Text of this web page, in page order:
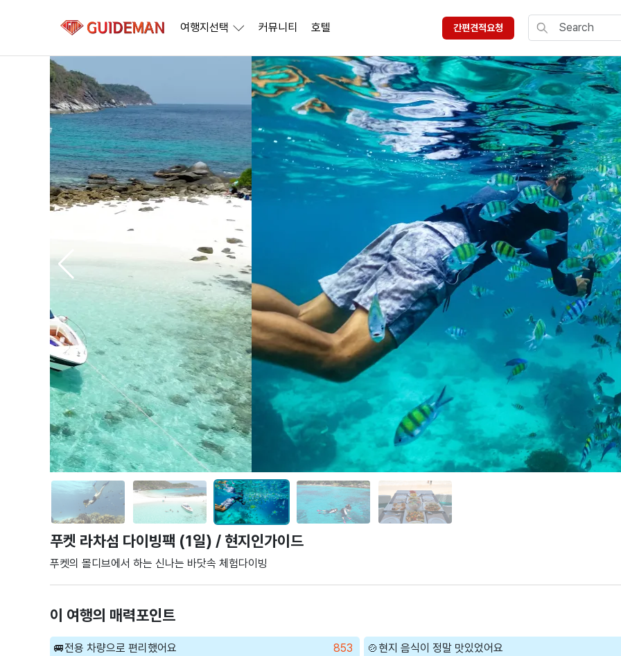
여행지선택 커뮤니티 호텔 간편견적요청
푸켓 라차섬 다이빙팩 (1일) / 현지인가이드
푸켓의 몰디브에서 하는 신나는 바닷속 체험다이빙
이 여행의 매력포인트
🚐전용 차량으로 편리했어요 853 🍲현지 음식이 정말 맛있었어요